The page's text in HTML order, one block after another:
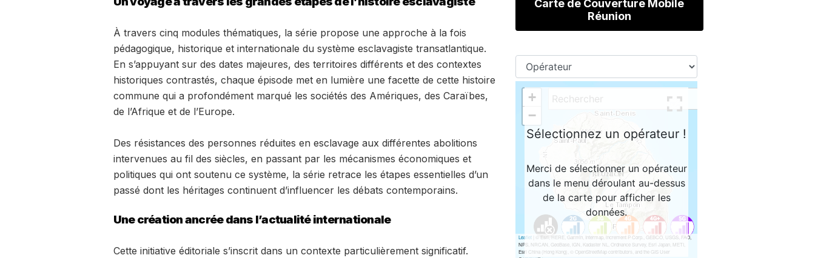
À travers cinq modules thématiques, la série propose une approche à la fois
pédagogique, historique et internationale du système esclavagiste transatlantique.
En s’appuyant sur des dates majeures, des territoires différents et des contextes
historiques contrastés, chaque épisode met en lumière une facette de cette histoire
commune qui a profondément marqué les sociétés des Amériques, des Caraïbes,
de l’Afrique et de l’Europe.
Des résistances des personnes réduites en esclavage aux différentes abolitions
intervenues au fil des siècles, en passant par les mécanismes économiques et
politiques qui ont soutenu ce système, la série retrace les étapes essentielles d’un
passé dont les héritages continuent d’influencer les débats contemporains.
Une création ancrée dans l’actualité internationale
Cette initiative éditoriale s’inscrit dans un contexte particulièrement significatif.
Carte de Couverture Mobile
Réunion